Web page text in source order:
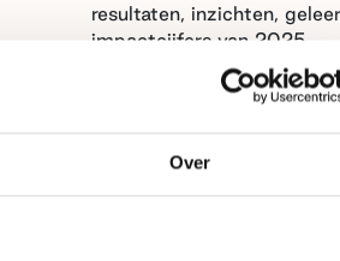
Over
resultaten, inzichten,
impactcijfers van 2025.